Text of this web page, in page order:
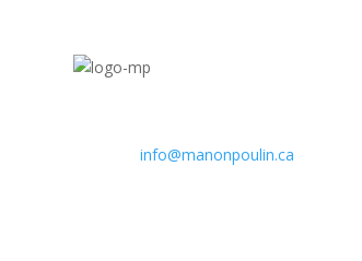
info@manonpoulin.ca